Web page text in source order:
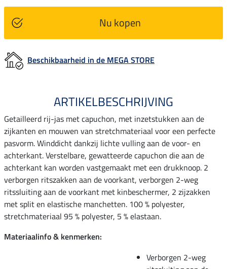
Nu kopen
Beschikbaarheid in de MEGA STORE
ARTIKELBESCHRIJVING
Getailleerd rij-jas met capuchon, met inzetstukken aan de
zijkanten en mouwen van stretchmateriaal voor een perfecte
pasvorm. Winddicht dankzij lichte vulling aan de voor- en
achterkant. Verstelbare, gewatteerde capuchon die aan de
achterkant kan worden vastgemaakt met een drukknoop. 2
verborgen ritszakken aan de voorkant, verborgen 2-weg
ritssluiting aan de voorkant met kinbeschermer, 2 zijzakken
met split en elastische manchetten. 100 % polyester,
stretchmateriaal 95 % polyester, 5 % elastaan.
Materiaalinfo & kenmerken:
Verborgen 2-weg